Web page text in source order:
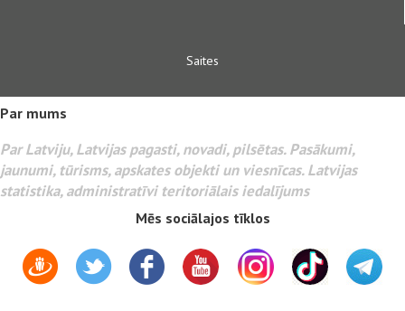
Saites
Par mums
Par Latviju, Latvijas pagasti, novadi, pilsētas. Pasākumi,
jaunumi, tūrisms, apskates objekti un viesnīcas. Latvijas
statistika, administratīvi teritoriālais iedalījums
Mēs sociālajos tīklos